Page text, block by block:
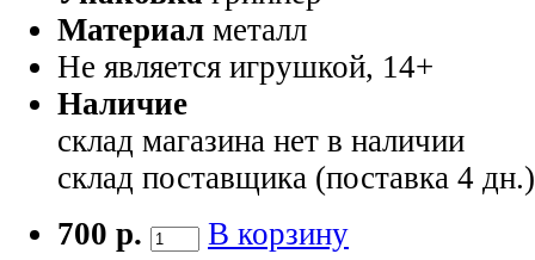
Материал металл
Не является игрушкой, 14+
Наличие
склад магазина нет в наличии
склад поставщика (поставка 4
700 р.
В корзину